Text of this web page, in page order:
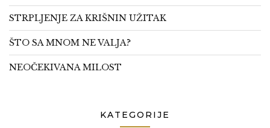
STRPLJENJE ZA KRIŠNIN UŽITAK
ŠTO SA MNOM NE VALJA?
NEOČEKIVANA MILOST
KATEGORIJE